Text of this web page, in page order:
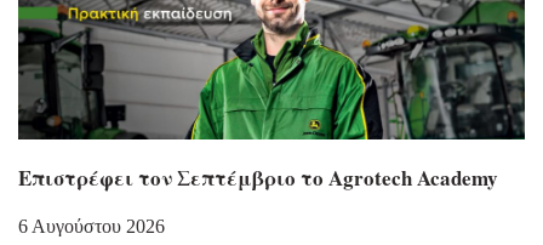
Επιστρέφει τον Σεπτέμβριο το Agrotech Academy
6 Αυγούστου 2026